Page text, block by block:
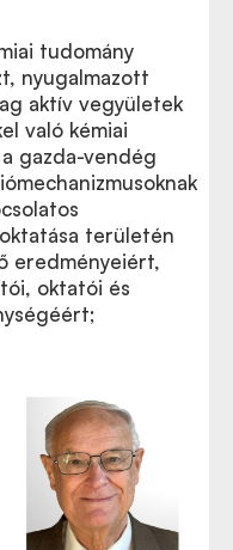
tudomány
nyugalmazott
aktív vegyületek
való kémiai
gazda-vendég
területén
eredményeiért,
oktatói és